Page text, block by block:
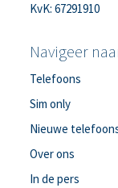
KvK: 67291910
Navigeer
Telefoons
Sim only
Nieuwe
Over ons
In de pers